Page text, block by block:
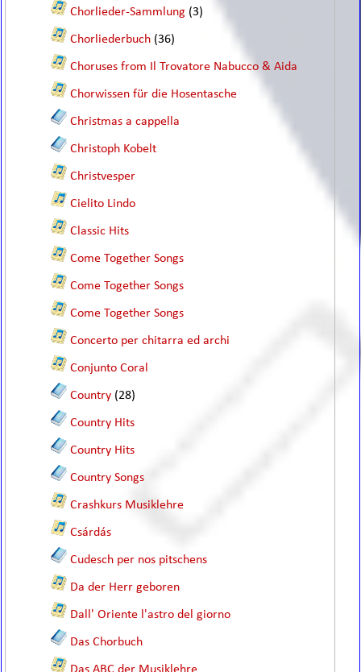
Chorlieder-Sammlung (3)
Chorliederbuch (36)
Choruses from Il Trovatore Nabucco & Aida
Chorwissen für die Hosentasche
Christmas a cappella
Christoph Kobelt
Christvesper
Cielito Lindo
Classic Hits
Come Together Songs
Come Together Songs
Come Together Songs
Concerto per chitarra ed archi
Conjunto Coral
Country (28)
Country Hits
Country Hits
Country Songs
Crashkurs Musiklehre
Csárdás
Cudesch per nos pitschens
Da der Herr geboren
Dall' Oriente l'astro del giorno
Das Chorbuch